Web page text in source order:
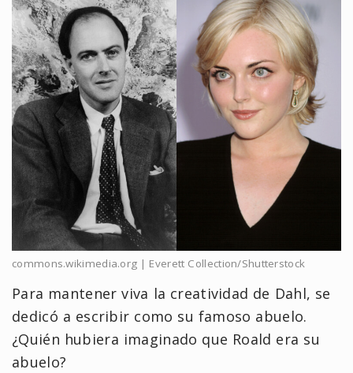
commons.wikimedia.org | Everett Collection/Shutterstock
Para mantener viva la creatividad de Dahl, se
dedicó a escribir como su famoso abuelo.
¿Quién hubiera imaginado que Roald era su
abuelo?